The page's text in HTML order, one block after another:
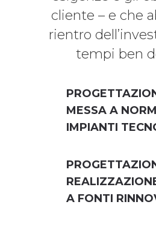
cliente – e che
rientro
tempi ben
MESSA A
IMPIANTI
A FONTI